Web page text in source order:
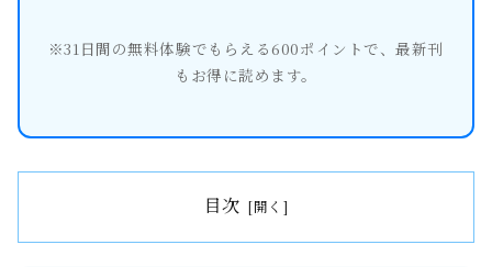
※31日間の無料体験でもらえる600ポイントで、最新刊
もお得に読めます。
目次